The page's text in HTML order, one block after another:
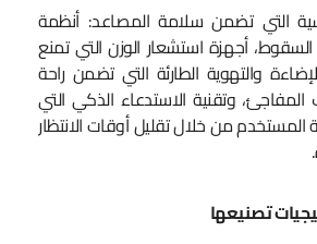
التي تضمن سلامة المصاعد: أنظمة
أجهزة استشعار الوزن التي تمنع
والتهوية الطارئة التي تضمن راحة
وتقنية الاستدعاء الذكي التي
من خلال تقليل أوقات الانتظار
تصنيعها